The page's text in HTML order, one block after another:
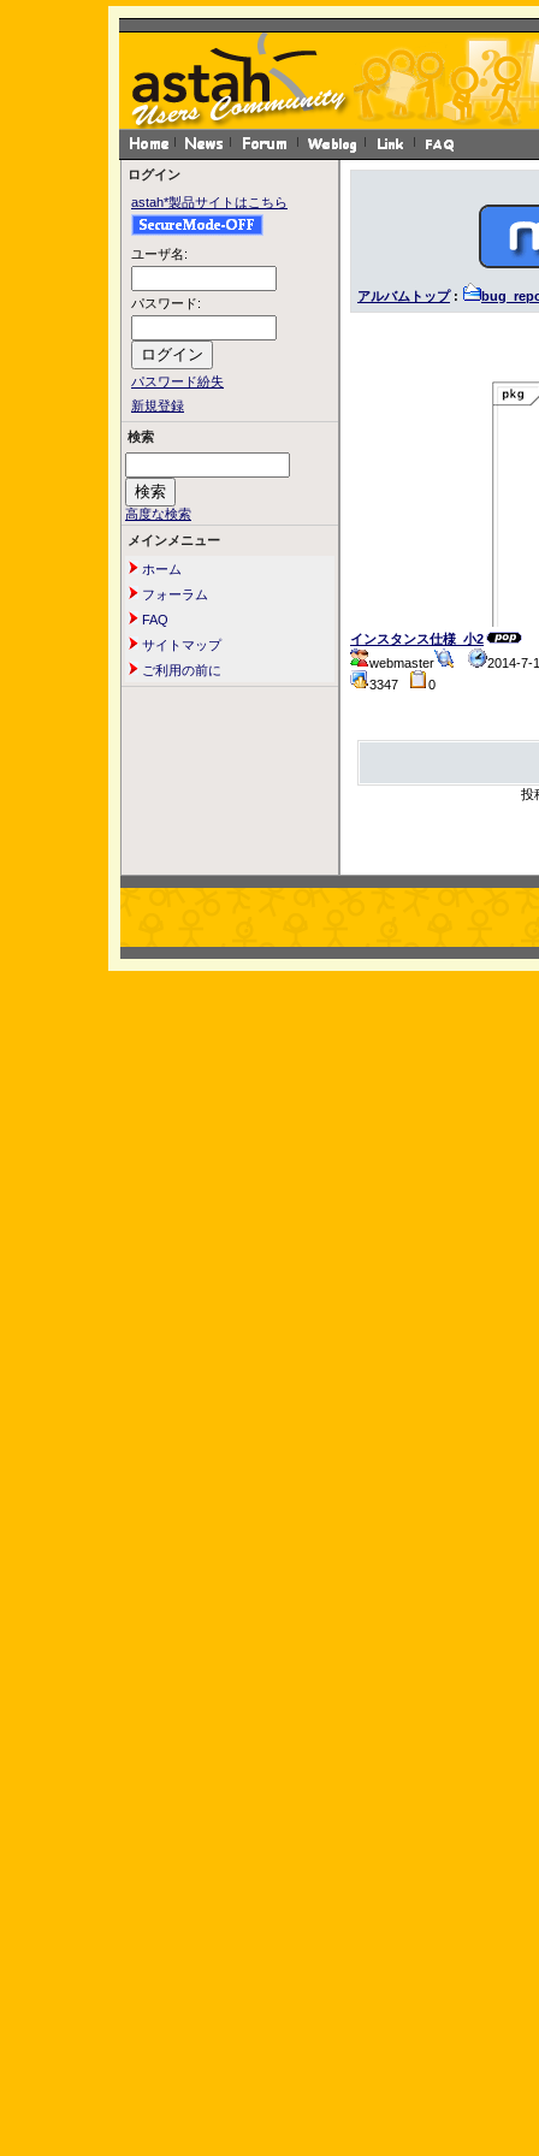
ログイン
astah*製品サイトはこちら
ユーザ名:
パスワード:
パスワード紛失
新規登録
検索
高度な検索
メインメニュー
ホーム
フォーラム
FAQ
サイトマップ
ご利用の前に
アルバムトップ:
インスタンス仕様_小2
webmaster
2014-
3347
0
投